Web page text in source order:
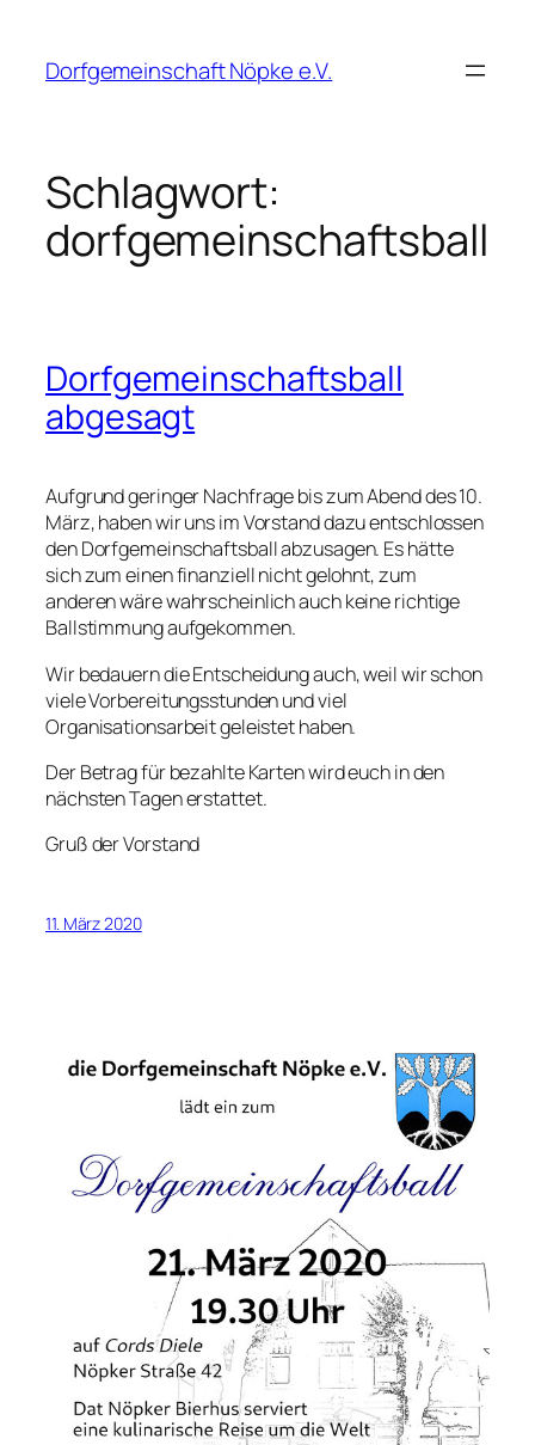
springen
Dorfgemeinschaft Nöpke e.V.
Schlagwort:
dorfgemeinschaftsball
Dorfgemeinschaftsball
abgesagt
Aufgrund geringer Nachfrage bis zum Abend des 10.
März, haben wir uns im Vorstand dazu entschlossen
den Dorfgemeinschaftsball abzusagen. Es hätte
sich zum einen finanziell nicht gelohnt, zum
anderen wäre wahrscheinlich auch keine richtige
Ballstimmung aufgekommen.
Wir bedauern die Entscheidung auch, weil wir schon
viele Vorbereitungsstunden und viel
Organisationsarbeit geleistet haben.
Der Betrag für bezahlte Karten wird euch in den
nächsten Tagen erstattet.
Gruß der Vorstand
11. März 2020